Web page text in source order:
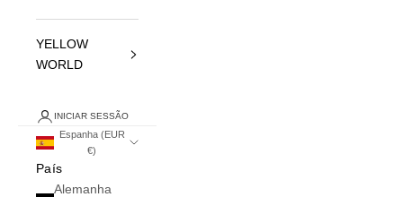
YELLOW
WORLD
INICIAR SESSÃO
Espanha (EUR
€)
País
Alemanha